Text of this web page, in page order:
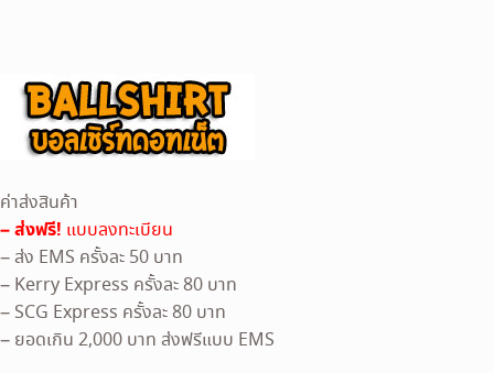
ค่าส่งสินค้า
– ส่งฟรี! แบบลงทะเบียน
– ส่ง EMS ครั้งละ 50 บาท
– Kerry Express ครั้งละ 80 บาท
– SCG Express ครั้งละ 80 บาท
– ยอดเกิน 2,000 บาท ส่งฟรีแบบ EMS